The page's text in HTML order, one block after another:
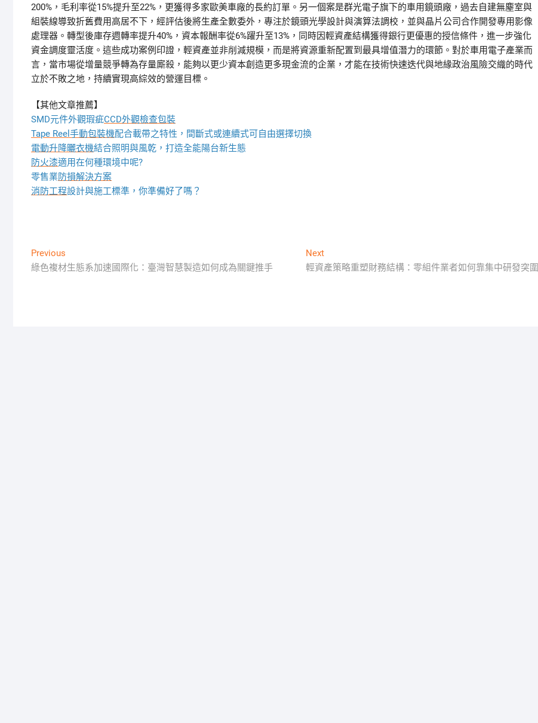
200%，毛利率從15%提升至22%，更獲得多家歐美車廠的長約訂單。另一個案是群光電子旗下的車用鏡頭廠，過去自建無塵室與
組裝線導致折舊費用高居不下，經評估後將生產全數委外，專注於鏡頭光學設計與演算法調校，並與晶片公司合作開發專用影像
處理器。轉型後庫存週轉率提升40%，資本報酬率從6%躍升至13%，同時因輕資產結構獲得銀行更優惠的授信條件，進一步強化
資金調度靈活度。這些成功案例印證，輕資產並非削減規模，而是將資源重新配置到最具增值潛力的環節。對於車用電子產業而
言，當市場從增量競爭轉為存量廝殺，能夠以更少資本創造更多現金流的企業，才能在技術快速迭代與地緣政治風險交織的時代
立於不敗之地，持續實現高綜效的營運目標。
【其他文章推薦】
SMD元件外觀瑕疵CCD外觀檢查包裝
Tape Reel手動包裝機配合載帶之特性，間斷式或連續式可自由選擇切換
電動升降曬衣機結合照明與風乾，打造全能陽台新生態
防火漆適用在何種環境中呢?
零售業防損解決方案
消防工程設計與施工標準，你準備好了嗎？
文
章
Previous
post:
綠色複材生態系加速國際化：臺灣智慧製造如何成為關鍵推手
NextNext
post:
輕資產策略重塑財務結構：零組件業者如何靠集中研發突圍